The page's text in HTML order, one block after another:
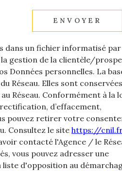
ENVOYER
dans un fichier informatisé par
gestion de la clientèle/
Données personnelles. La
Réseau. Elles sont conservées
Réseau. Conformément à la
d’effacement,
pouvez retirer votre
Consultez le site https://
contacté l'Agence / le
vous pouvez adresser une
liste d'opposition au